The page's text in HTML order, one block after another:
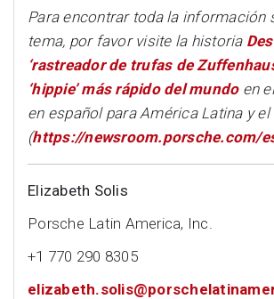
Para encontrar toda la información
tema, por favor visite la historia
‘rastreador de trufas de
‘hippie’ más rápido del mundoen
en español para América Latina y el
(https://newsroom.porsche.com/
Elizabeth Solis
Porsche Latin America, Inc.
+1 770 290 8305